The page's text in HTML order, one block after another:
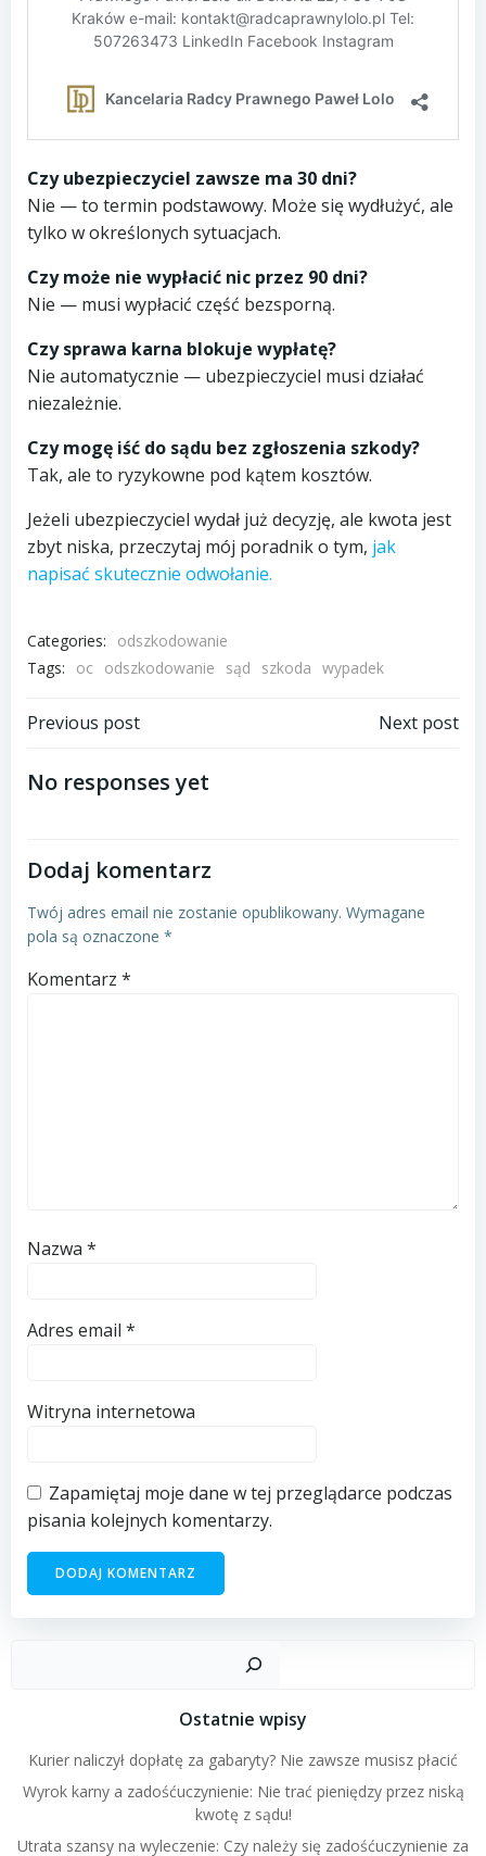
Czy ubezpieczyciel zawsze ma 30 dni?
Nie — to termin podstawowy. Może się wydłużyć, ale
tylko w określonych sytuacjach.
Czy może nie wypłacić nic przez 90 dni?
Nie — musi wypłacić część bezsporną.
Czy sprawa karna blokuje wypłatę?
Nie automatycznie — ubezpieczyciel musi działać
niezależnie.
Czy mogę iść do sądu bez zgłoszenia szkody?
Tak, ale to ryzykowne pod kątem kosztów.
Jeżeli ubezpieczyciel wydał już decyzję, ale kwota jest
zbyt niska, przeczytaj mój poradnik o tym, jak
napisać skutecznie odwołanie.
Categories:
odszkodowanie
Tags:
oc odszkodowanie sąd szkoda wypadek
Post
navigation
Previous post Next post
No responses yet
Dodaj komentarz
Twój adres email nie zostanie opublikowany. Wymagane
pola są oznaczone *
Komentarz *
Nazwa *
Adres email *
Witryna internetowa
Zapamiętaj moje dane w tej przeglądarce podczas
pisania kolejnych komentarzy.
Ostatnie wpisy
Kurier naliczył dopłatę za gabaryty? Nie zawsze musisz płacić
Wyrok karny a zadośćuczynienie: Nie trać pieniędzy przez niską
kwotę z sądu!
Utrata szansy na wyleczenie: Czy należy się zadośćuczynienie za